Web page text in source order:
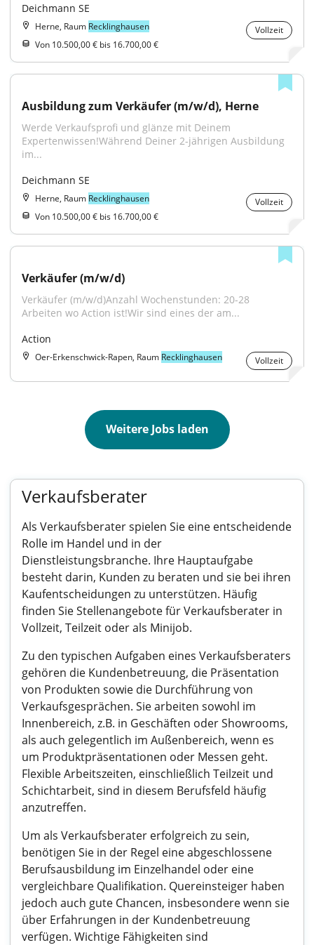
Deichmann SE
Herne, Raum Recklinghausen
Vollzeit
Von 10.500,00 € bis 16.700,00 €
Ausbildung zum Verkäufer (m/w/d), Herne
Werde Verkaufsprofi und glänze mit Deinem
Expertenwissen!Während Deiner 2-jährigen Ausbildung
im...
Deichmann SE
Herne, Raum Recklinghausen
Vollzeit
Von 10.500,00 € bis 16.700,00 €
Verkäufer (m/w/d)
Verkäufer (m/w/d)Anzahl Wochenstunden: 20-28
Arbeiten wo Action ist!Wir sind eines der am...
Action
Oer-Erkenschwick-Rapen, Raum Recklinghausen Vollzeit
Weitere Jobs laden
Verkaufsberater
Als Verkaufsberater spielen Sie eine entscheidende
Rolle im Handel und in der
Dienstleistungsbranche. Ihre Hauptaufgabe
besteht darin, Kunden zu beraten und sie bei ihren
Kaufentscheidungen zu unterstützen. Häufig
finden Sie Stellenangebote für Verkaufsberater in
Vollzeit, Teilzeit oder als Minijob.
Zu den typischen Aufgaben eines Verkaufsberaters
gehören die Kundenbetreuung, die Präsentation
von Produkten sowie die Durchführung von
Verkaufsgesprächen. Sie arbeiten sowohl im
Innenbereich, z.B. in Geschäften oder Showrooms,
als auch gelegentlich im Außenbereich, wenn es
um Produktpräsentationen oder Messen geht.
Flexible Arbeitszeiten, einschließlich Teilzeit und
Schichtarbeit, sind in diesem Berufsfeld häufig
anzutreffen.
Um als Verkaufsberater erfolgreich zu sein,
benötigen Sie in der Regel eine abgeschlossene
Berufsausbildung im Einzelhandel oder eine
vergleichbare Qualifikation. Quereinsteiger haben
jedoch auch gute Chancen, insbesondere wenn sie
über Erfahrungen in der Kundenbetreuung
verfügen. Wichtige Fähigkeiten sind